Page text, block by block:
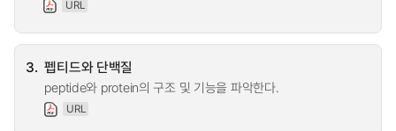
URL
3. 펩티드와 단백질
peptide와 protein의 구조 및 기능을 파악한다.
URL